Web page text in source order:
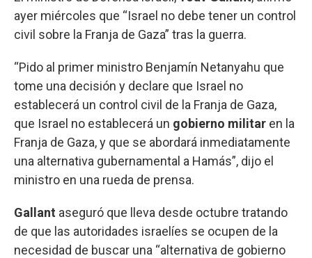
ayer miércoles que “Israel no debe tener un control
civil sobre la Franja de Gaza” tras la guerra.
“Pido al primer ministro Benjamín Netanyahu que
tome una decisión y declare que Israel no
establecerá un control civil de la Franja de Gaza,
que Israel no establecerá un gobierno militar en la
Franja de Gaza, y que se abordará inmediatamente
una alternativa gubernamental a Hamás”, dijo el
ministro en una rueda de prensa.
Gallant aseguró que lleva desde octubre tratando
de que las autoridades israelíes se ocupen de la
necesidad de buscar una “alternativa de gobierno